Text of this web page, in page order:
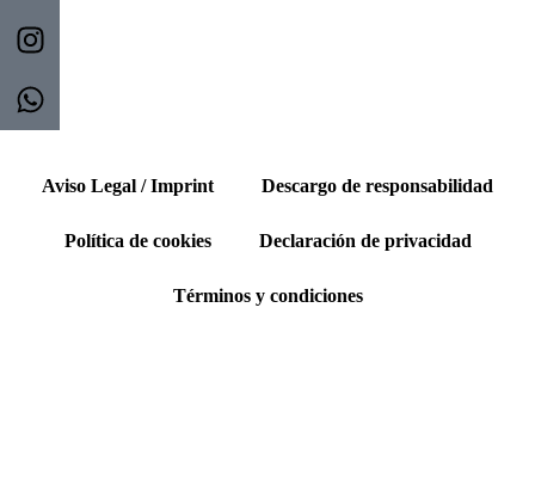
Aviso Legal / Imprint Descargo de responsabilidad
Política de cookies Declaración de privacidad
Términos y condiciones